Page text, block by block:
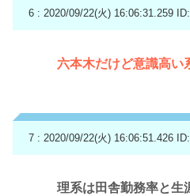
6 : 2020/09/22(火) 16:06:31.259
六本木だけど意識高い
7 : 2020/09/22(火) 16:06:51.426
理系は田舎勤務率と生